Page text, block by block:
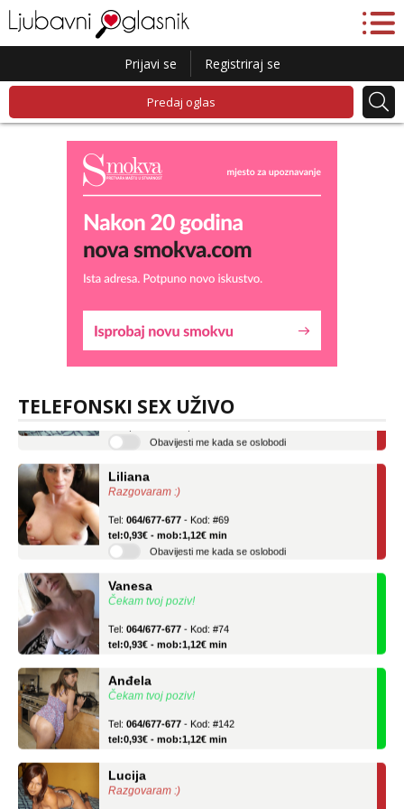
Prijavi se Registriraj se
Predaj oglas
TELEFONSKI SEX UŽIVO
Tel:064/677-677 - Kod: #136
tel:0,93€ - mob:1,12€ min
Obavijesti me kada se oslobodi
Razgovaram :)
tel:0,93€ - mob:1,12€ min
Obavijesti me kada se oslobodi
Čekam tvoj poziv!
tel:0,93€ - mob:1,12€ min
Čekam tvoj poziv!
tel:0,93€ - mob:1,12€ min
Razgovaram :)